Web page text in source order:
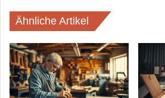
Ähnliche Artikel